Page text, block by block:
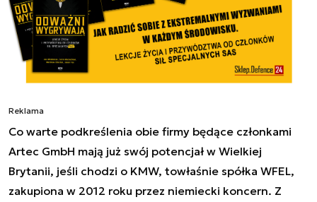
Reklama
Co warte podkreślenia obie firmy będące członkami
Artec GmbH mają już swój potencjał w Wielkiej
Brytanii, jeśli chodzi o KMW, towłaśnie spółka WFEL,
zakupiona w 2012 roku przez niemiecki koncern. Z